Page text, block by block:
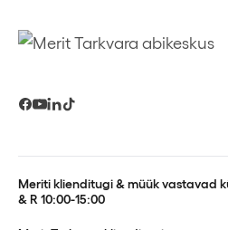
Meriti klienditugi & müük vastavad
& R 10:00-15:00